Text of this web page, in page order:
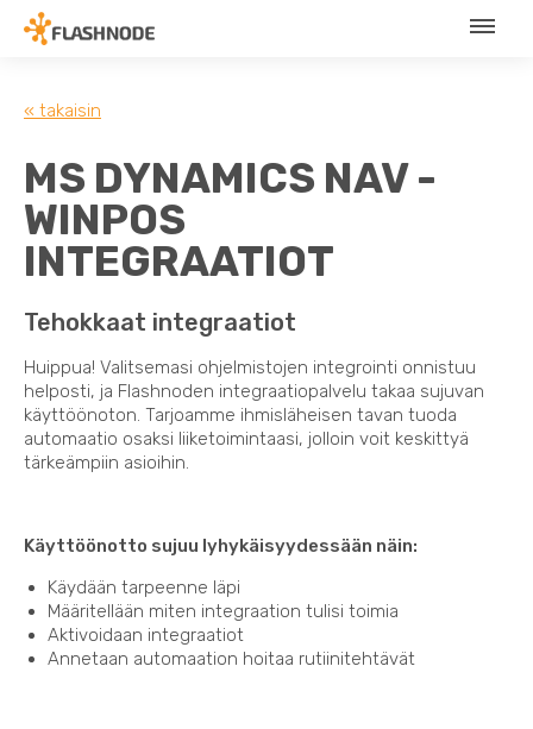
« takaisin
MS DYNAMICS NAV -
WINPOS
INTEGRAATIOT
Tehokkaat integraatiot
Huippua! Valitsemasi ohjelmistojen integrointi onnistuu
helposti, ja Flashnoden integraatiopalvelu takaa sujuvan
käyttöönoton. Tarjoamme ihmisläheisen tavan tuoda
automaatio osaksi liiketoimintaasi, jolloin voit keskittyä
tärkeämpiin asioihin.
Käyttöönotto sujuu lyhykäisyydessään näin:
Käydään tarpeenne läpi
Määritellään miten integraation tulisi toimia
Aktivoidaan integraatiot
Annetaan automaation hoitaa rutiinitehtävät